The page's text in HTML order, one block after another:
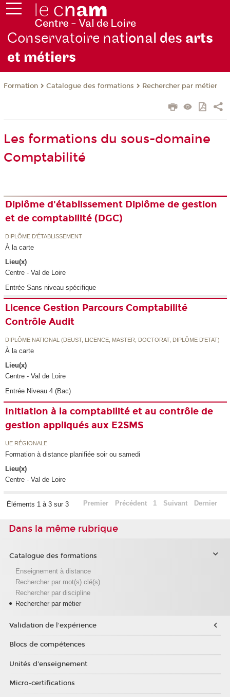
Conservatoire national des arts
et métiers
Formation Catalogue des formations Rechercher par métier
Les formations du sous-domaine
Comptabilité
Diplôme d'établissement Diplôme de gestion
et de comptabilité (DGC)
DIPLÔME D'ÉTABLISSEMENT
À la carte
Lieu(x)
Centre - Val de Loire
Entrée Sans niveau spécifique
Licence Gestion Parcours Comptabilité
Contrôle Audit
DIPLÔME NATIONAL (DEUST, LICENCE, MASTER, DOCTORAT, DIPLÔME D'ETAT)
À la carte
Lieu(x)
Centre - Val de Loire
Entrée Niveau 4 (Bac)
Initiation à la comptabilité et au contrôle de
gestion appliqués aux E2SMS
UE RÉGIONALE
Formation à distance planifiée soir ou samedi
Lieu(x)
Centre - Val de Loire
Éléments 1 à 3 sur 3 Premier Précédent 1 Suivant Dernier
Dans la même rubrique
Catalogue des formations
Enseignement à distance
Rechercher par mot(s) clé(s)
Rechercher par discipline
Rechercher par métier
Validation de l'expérience
Blocs de compétences
Unités d'enseignement
Micro-certifications